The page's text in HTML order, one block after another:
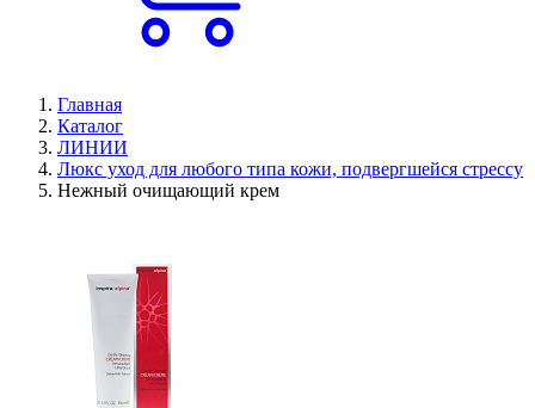
Главная
Каталог
ЛИНИИ
Люкс уход для любого типа кожи, подвергшейся стрессу
Нежный очищающий крем